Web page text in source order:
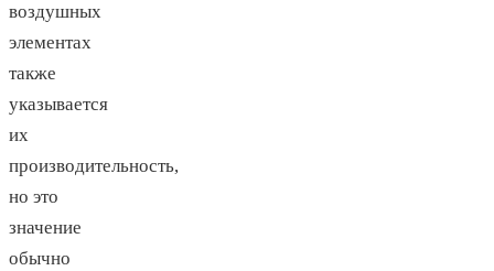
воздушных
элементах
также
указывается
их
производительность,
но это
значение
обычно